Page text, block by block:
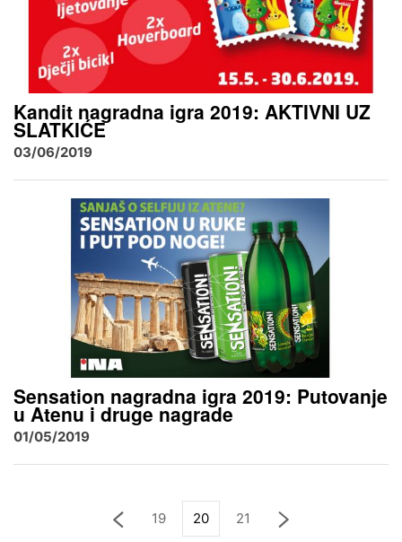
Kandit nagradna igra 2019: AKTIVNI UZ
SLATKIĆE
03/06/2019
Sensation nagradna igra 2019: Putovanje
u Atenu i druge nagrade
01/05/2019
19 20 21